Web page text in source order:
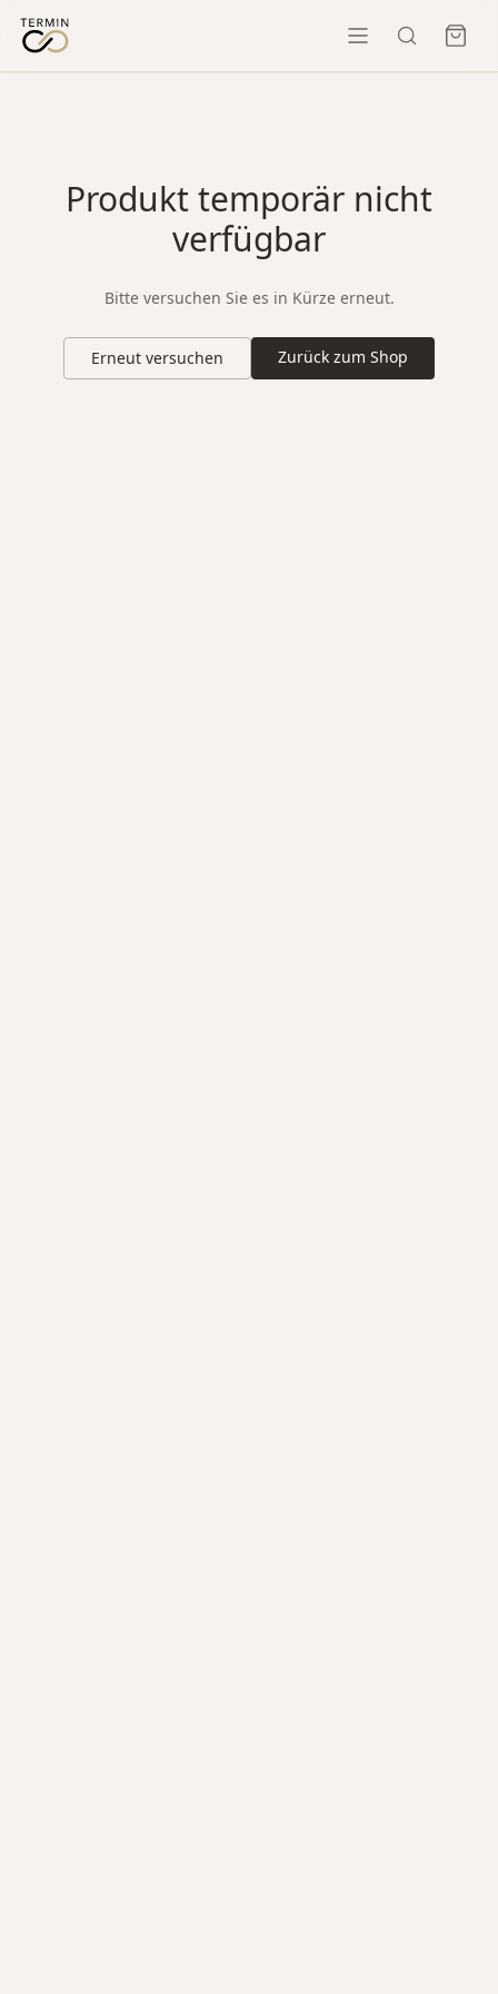
Produkt temporär nicht
verfügbar
Bitte versuchen Sie es in Kürze erneut.
Erneut versuchen Zurück zum Shop